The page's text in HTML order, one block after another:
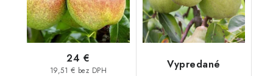
19,51 € bez DPH
24 € Vypredané